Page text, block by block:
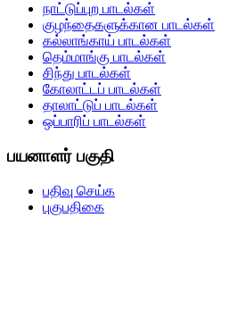
நாட்டுப்புற பாடல்கள்
குழந்தைகளுக்கான பாடல்கள்
கல்லாங்காய் பாடல்கள்
தெம்மாங்கு பாடல்கள்
சிந்து பாடல்கள்
கோலாட்டப் பாடல்கள்
தாலாட்டுப் பாடல்கள்
ஒப்பாரிப் பாடல்கள்
பயனாளர் பகுதி
பதிவு செய்க
புகுபதிகை